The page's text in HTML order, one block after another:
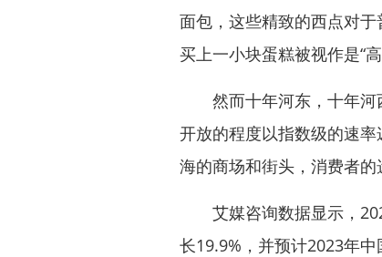
面包，这些精致的西点对
买上一小块蛋糕被视作是“高
然而十年河东，十年河
开放的程度以指数级的速
海的商场和街头，消费者的
艾媒咨询数据显示，
长19.9%，并预计2023年中